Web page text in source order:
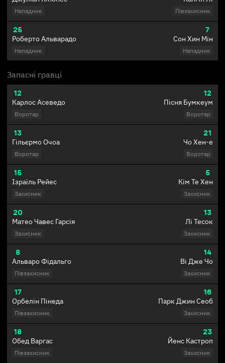
Нападник
25
Роберто Альварадо
Нападник
Півзахисник
7
Сон Хин Мін
Нападник
Запасні гравці
12
Карлос Асеведо
Воротар
13
Гільєрмо Очоа
Воротар
15
Ізраїль Рейес
Захисник
20
Матео Чавес Гарсія
Захисник
8
Альваро Фідальго
Півзахисник
17
Орбелін Пінеда
Півзахисник
18
Обед Варгас
Півзахисник
12
Пісня Бумкеум
Воротар
21
Чо Хен-е
Воротар
5
Кім Те Хен
Захисник
13
Лі Тесок
Захисник
14
Ві Дже Чо
Захисник
16
Парк Джин Сеоб
Захисник
23
Йенс Кастроп
Захисник